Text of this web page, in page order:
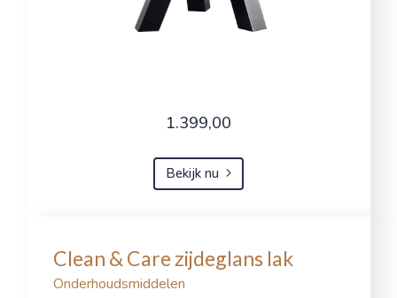
1.399,00
Bekijk nu
Clean & Care zijdeglans lak
Onderhoudsmiddelen